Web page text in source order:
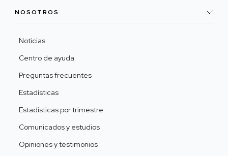
NOSOTROS
Noticias
Centro de ayuda
Preguntas frecuentes
Estadísticas
Estadísticas por trimestre
Comunicados y estudios
Opiniones y testimonios